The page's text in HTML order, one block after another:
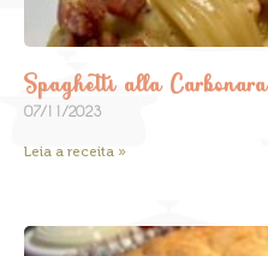
Spaghetti alla Carbonara
07/11/2023
Leia a receita »